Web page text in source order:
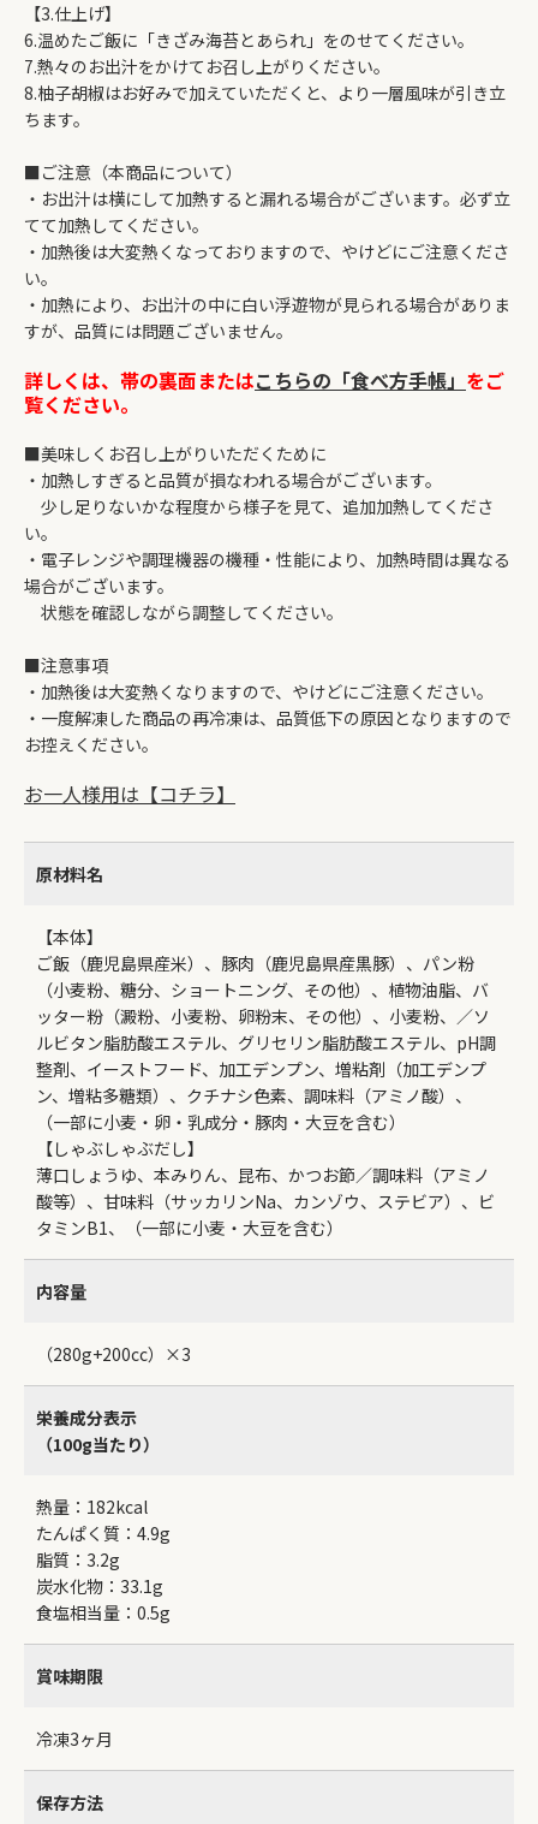
【3.仕上げ】
6.温めたご飯に「きざみ海苔とあられ」をのせてください。
7.熱々のお出汁をかけてお召し上がりください。
8.柚子胡椒はお好みで加えていただくと、より一層風味が引き立
ちます。
■ご注意（本商品について）
・お出汁は横にして加熱すると漏れる場合がございます。必ず立
てて加熱してください。
・加熱後は大変熱くなっておりますので、やけどにご注意くださ
い。
・加熱により、お出汁の中に白い浮遊物が見られる場合がありま
すが、品質には問題ございません。
詳しくは、帯の裏面またはこちらの「食べ方手帳」 をご
覧ください。
■美味しくお召し上がりいただくために
・加熱しすぎると品質が損なわれる場合がございます。
少し足りないかな程度から様子を見て、追加加熱してくださ
い。
・電子レンジや調理機器の機種・性能により、加熱時間は異なる
場合がございます。
状態を確認しながら調整してください。
■注意事項
・加熱後は大変熱くなりますので、やけどにご注意ください。
・一度解凍した商品の再冷凍は、品質低下の原因となりますので
お控えください。
お一人様用は【コチラ】
原材料名
【本体】
ご飯（鹿児島県産米）、豚肉（鹿児島県産黒豚）、パン粉
（小麦粉、糖分、ショートニング、その他）、植物油脂、バ
ッター粉（澱粉、小麦粉、卵粉末、その他）、小麦粉、／ソ
ルビタン脂肪酸エステル、グリセリン脂肪酸エステル、pH調
整剤、イーストフード、加工デンプン、増粘剤（加工デンプ
ン、増粘多糖類）、クチナシ色素、調味料（アミノ酸）、
（一部に小麦・卵・乳成分・豚肉・大豆を含む）
【しゃぶしゃぶだし】
薄口しょうゆ、本みりん、昆布、かつお節／調味料（アミノ
酸等）、甘味料（サッカリンNa、カンゾウ、ステビア）、ビ
タミンB1、（一部に小麦・大豆を含む）
内容量
（280g+200cc）×3
栄養成分表示
（100g当たり）
熱量：182kcal
たんぱく質：4.9g
脂質：3.2g
炭水化物：33.1g
食塩相当量：0.5g
賞味期限
冷凍3ヶ月
保存方法